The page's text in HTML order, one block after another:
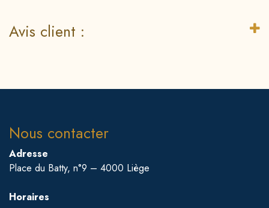
Avis client :
Nous contacter
Adresse
Place du Batty, n°9 – 4000 Liège
Horaires